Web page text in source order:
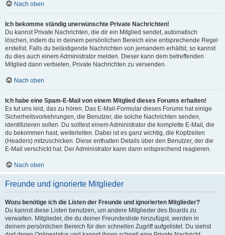
Nach oben
Ich bekomme ständig unerwünschte Private Nachrichten!
Du kannst Private Nachrichten, die dir ein Mitglied sendet, automatisch
löschen, indem du in deinem persönlichen Bereich eine entsprechende Regel
erstellst. Falls du belästigende Nachrichten von jemandem erhältst, so kannst
du dies auch einem Administrator melden. Dieser kann dem betreffenden
Mitglied dann verbieten, Private Nachrichten zu versenden.
Nach oben
Ich habe eine Spam-E-Mail von einem Mitglied dieses Forums erhalten!
Es tut uns leid, das zu hören. Das E-Mail-Formular dieses Forums hat einige
Sicherheitsvorkehrungen, die Benutzer, die solche Nachrichten senden,
identifizieren sollen. Du solltest einem Administrator die komplette E-Mail, die
du bekommen hast, weiterleiten. Dabei ist es ganz wichtig, die Kopfzeilen
(Headers) mitzuschicken. Diese enthalten Details über den Benutzer, der die
E-Mail verschickt hat. Der Administrator kann dann entsprechend reagieren.
Nach oben
Freunde und ignorierte Mitglieder
Wozu benötige ich die Listen der Freunde und ignorierten Mitglieder?
Du kannst diese Listen benutzen, um andere Mitglieder des Boards zu
verwalten. Mitglieder, die du deiner Freundesliste hinzufügst, werden in
deinem persönlichen Bereich für den schnellen Zugriff aufgelistet. Du siehst